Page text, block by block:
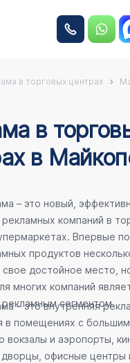
в торговых центрах
в
в
– это новый,
компаний в
Впервые
продуктов
свое достойное место,
многих компаний
сегментом.
– это внутренняя
в помещениях с
вокзалы и аэропорты,
дворцы, офисные центры